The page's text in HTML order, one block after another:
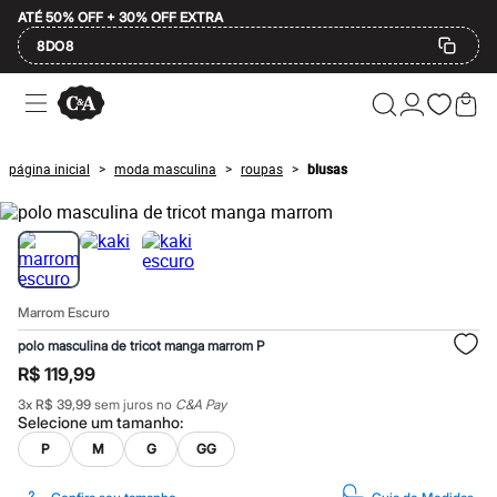
ATÉ 50% OFF + 30% OFF EXTRA
8DO8
Ofertas
Compre por Departamento
Masculino
Infantil
Calçados
Mindse7
Plus Size
Até 20% off
Até 40% off
Até 60% off
A partir de 60% off
Feminino
Em alta
Inverno
Alfaiataria
Novidades
Roupas
Blusas e Camisetas
página inicial > moda masculina > roupas > blusas
Marrom Escuro
polo masculina de tricot manga marrom P
R$ 119,99
3x R$ 39,99 sem juros no C&A Pay
Selecione umtamanho:
P M G GG